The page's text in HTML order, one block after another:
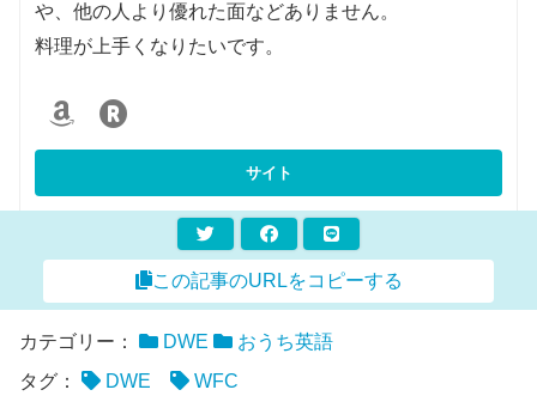
や、他の人より優れた面などありません。
料理が上手くなりたいです。
この記事のURLをコピーする
カテゴリー： DWE
おうち英語
タグ：
DWE WFC